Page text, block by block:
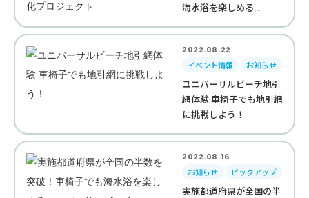
海水浴を楽しめる...
2022.08.22
イベント情報
お知らせ
ユニバーサルビーチ地引
網体験 車椅子でも地引網
に挑戦しよう！
2022.08.16
お知らせ
ピックアップ
実施都道府県が全国の半